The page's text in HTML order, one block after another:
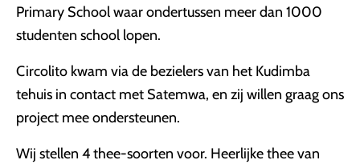
Primary School waar ondertussen meer dan 1000
studenten school lopen.
Circolito kwam via de bezielers van het Kudimba
tehuis in contact met Satemwa, en zij willen graag ons
project mee ondersteunen.
Wij stellen 4 thee-soorten voor. Heerlijke thee van